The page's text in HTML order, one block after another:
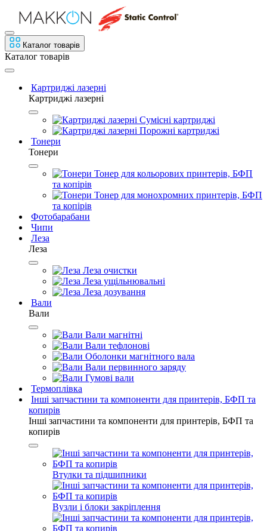
Каталог товарів
Каталог товарів
Картриджі лазерні
Картриджі лазерні
Сумісні картриджі
Порожні картриджі
Тонери
Тонери
Тонер для кольорових принтерів, БФП
та копірів
Тонер для монохромних принтерів, БФП
та копірів
Фотобарабани
Чипи
Леза
Леза
Леза очистки
Леза ущільнювальні
Леза дозування
Вали
Вали
Вали магнітні
Вали тефлонові
Оболонки магнітного вала
Вали первинного заряду
Гумові вали
Термоплівка
Інші запчастини та компоненти для принтерів, БФП та
копирів
Інші запчастини та компоненти для принтерів, БФП та
копирів
Втулки та підшипники
Вузли і блоки закріплення